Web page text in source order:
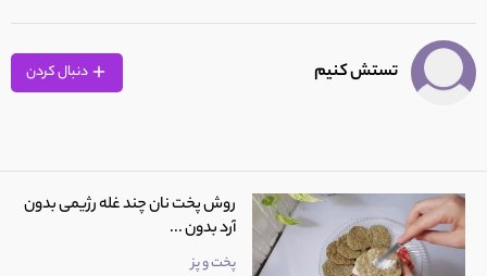
تستش کنیم
روش پخت نان چند غله رژیمی بدون
آرد بدون ...
پخت و پز